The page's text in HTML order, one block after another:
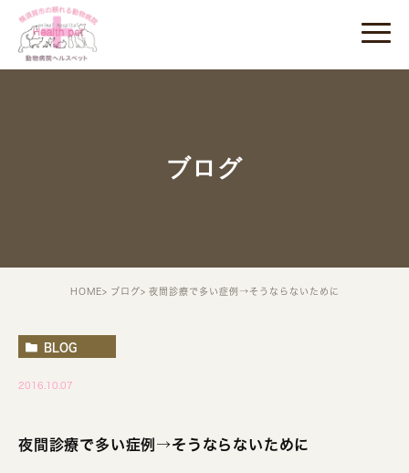
ブログ
HOME ブログ 夜間診療で多い症例→そうならないために
BLOG
2016.10.07
夜間診療で多い症例→そうならないために